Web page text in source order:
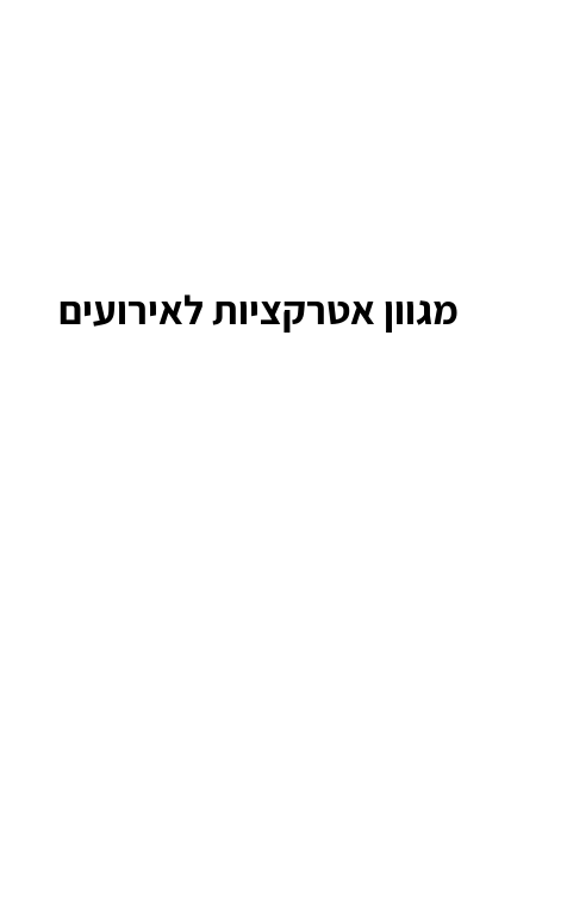
מגוון אטרקציות לאירועים